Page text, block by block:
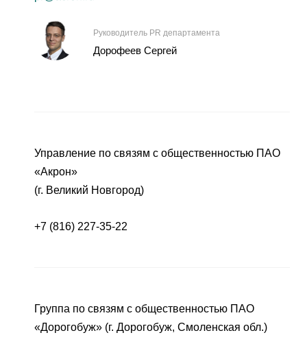
Руководитель PR департамента
Дорофеев Сергей
Управление по связям с общественностью ПАО
«Акрон»
(г. Великий Новгород)
+7 (816) 227-35-22
Группа по связям с общественностью ПАО
«Дорогобуж» (г. Дорогобуж, Смоленская обл.)